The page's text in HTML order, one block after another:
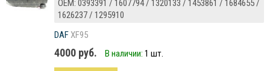
ОЕМ: 0393391 / 1607794 / 1320133 / 1453861 / 1684655 /
1626237 / 1295910
DAFXF95
4000 руб. В наличии: 1 шт.